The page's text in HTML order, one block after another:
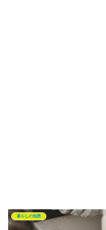
暮らしの知恵